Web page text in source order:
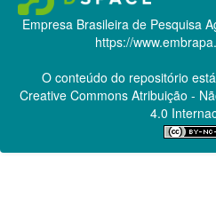
Empresa Brasileira de Pesquisa
https://
O conteúdo do repositório
Creative CommonsAtribuição -
4.0